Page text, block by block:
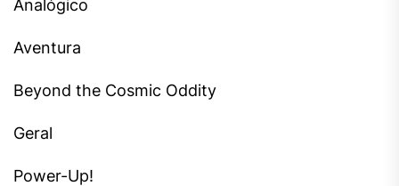
Analógico
Aventura
Beyond the Cosmic Oddity
Geral
Power-Up!